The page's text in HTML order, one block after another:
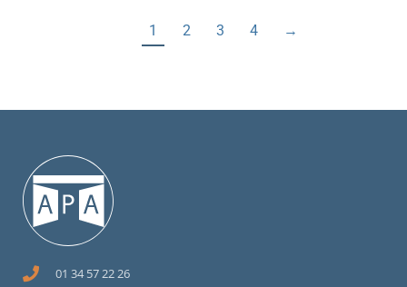
1 2 3 4 →
01 34 57 22 26